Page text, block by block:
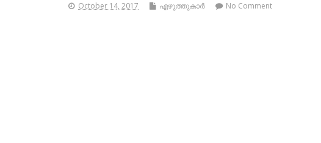
October 14, 2017 എഴുത്തുകാര്‍ No Comment